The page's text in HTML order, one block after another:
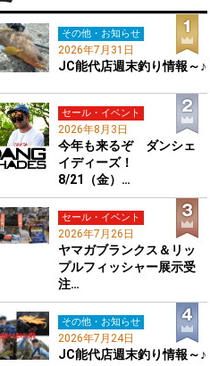
その他・お知らせ
2026年7月31日
JC能代店週末釣り情報～♪
セール・イベント
2026年8月3日
今年も来るぞ ダンシェ
イディーズ！
8/21（金）…
セール・イベント
2026年7月26日
ヤマガブランクス＆リッ
プルフィッシャー展示受
注…
その他・お知らせ
2026年7月24日
JC能代店週末釣り情報～♪